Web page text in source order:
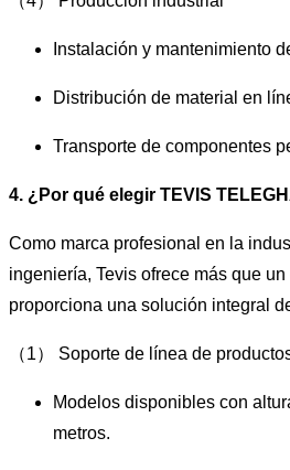
Instalación y mantenimiento
Distribución de material en
Transporte de componentes
4. ¿Por qué elegir TEVIS
Como marca profesional en la
ingeniería, Tevis ofrece más que
proporciona una solución integral
（1） Soporte de línea de
Modelos disponibles con
metros.